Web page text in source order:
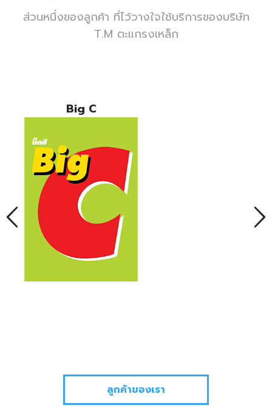
ส่วนหนึ่งของลูกค้า ที่ไว้วางใจใช้บริการของบริษัท
T.M ตะแกรงเหล็ก
Big C
ลูกค้าของเรา